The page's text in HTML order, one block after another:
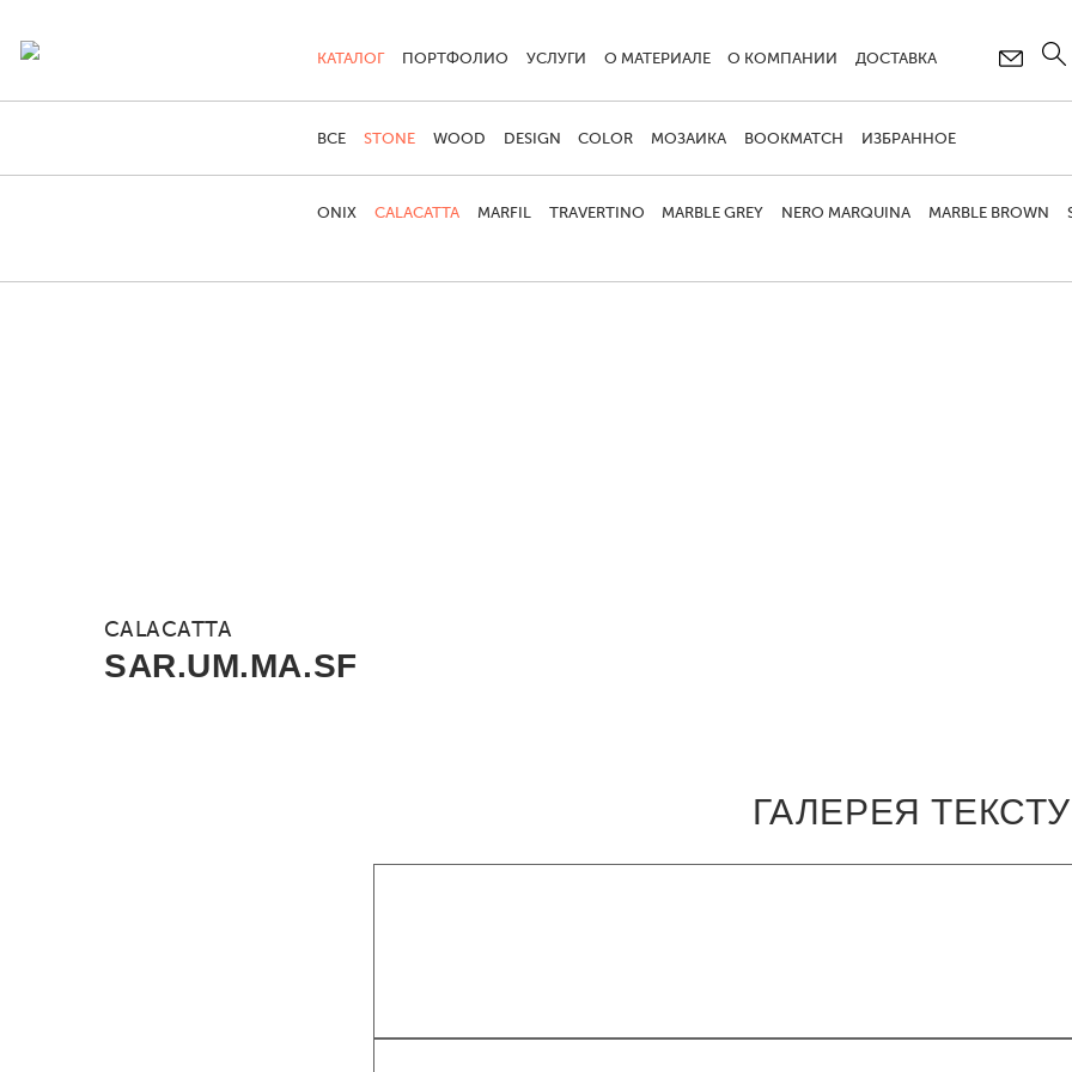
КАТАЛОГ
ВСЕ STONE
ONIX CALACATTA MARFIL TRAVERTINO MARBLE GREY NERO MARQUINA MARBLE BROWN
WOOD DESIGN COLOR МОЗАИКА BOOKMATCH ИЗБРАННОЕ
ПОРТФОЛИО УСЛУГИ О МАТЕРИАЛЕ О КОМПАНИИ ДОСТАВКА
CALACATTA
SAR.UM.MA.SF
ГАЛЕРЕЯ